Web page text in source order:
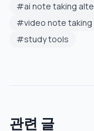
#ai note taking
#video note taking
#study tools
관련 글